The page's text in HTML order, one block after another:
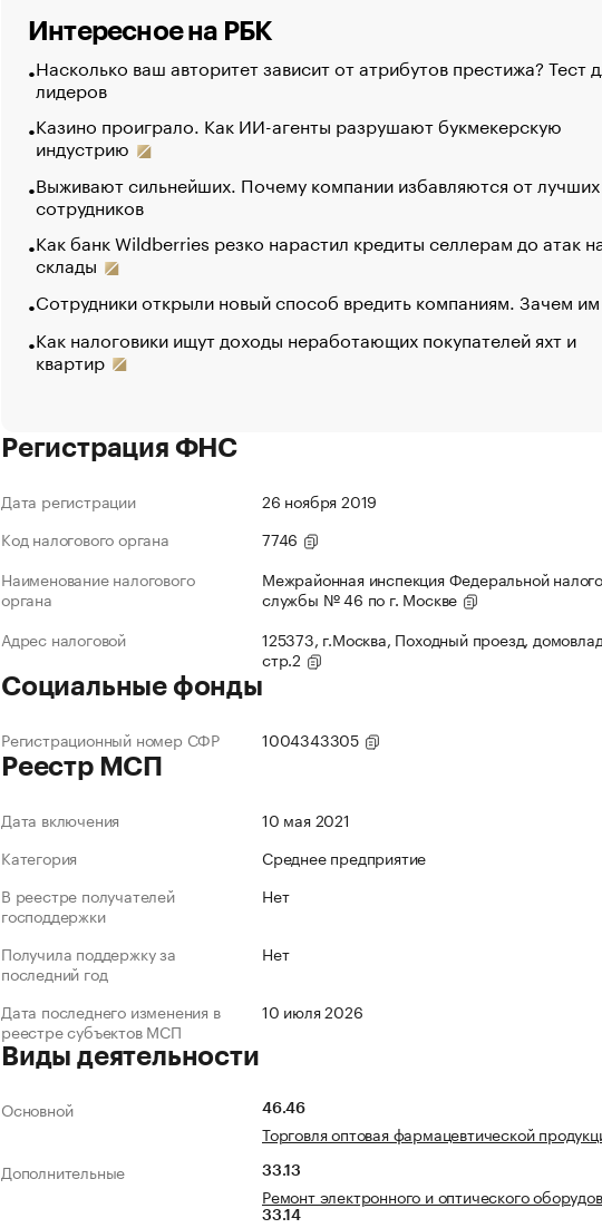
Интересное на РБК
Насколько ваш авторитет зависит от атрибутов престижа? Тест
лидеров
Казино проиграло. Как ИИ-агенты разрушают букмекерскую
индустрию
Выживают сильнейших. Почему компании избавляются от лучших
сотрудников
Как банк Wildberries резко нарастил кредиты селлерам до атак
склады
Сотрудники открыли новый способ вредить компаниям. Зачем
Как налоговики ищут доходы неработающих покупателей яхт и
квартир
Регистрация ФНС
Дата регистрации
26 ноября 2019
Код налогового органа
7746
Наименование налогового
органа
Межрайонная инспекция Федеральной
службы № 46 по г. Москве
Адрес налоговой
125373, г.Москва, Походный проезд,
стр.2
Социальные фонды
Регистрационный номер СФР 1004343305
Реестр МСП
Дата включения
10 мая 2021
Категория
Среднее предприятие
В реестре получателей
господдержки
Нет
Получила поддержку за
последний год
Нет
Дата последнего изменения в
реестре субъектов МСП
10 июля 2026
Виды деятельности
Основной 46.46
Торговля оптовая фармацевтической
Дополнительные
33.13
Ремонт электронного и оптического
33.14